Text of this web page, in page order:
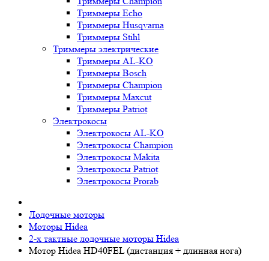
Триммеры Echo
Триммеры Husqvarna
Триммеры Stihl
Триммеры электрические
Триммеры AL-KO
Триммеры Bosch
Триммеры Champion
Триммеры Maxcut
Триммеры Patriot
Электрокосы
Электрокосы AL-KO
Электрокосы Champion
Электрокосы Makita
Электрокосы Patriot
Электрокосы Prorab
Лодочные моторы
Моторы Hidea
2-х тактные лодочные моторы Hidea
Мотор Hidea HD40FEL (дистанция + длинная нога)